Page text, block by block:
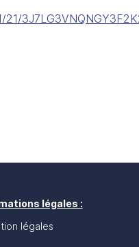
légales :
légales